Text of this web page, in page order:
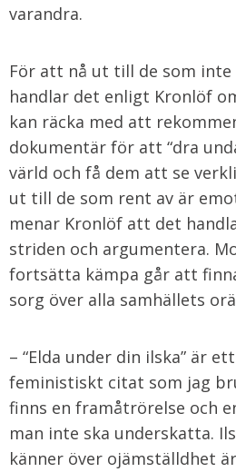
varandra.
För att nå ut till de som
handlar det enligt Kronlöf
kan räcka med att
dokumentär för att “dra
värld och få dem att se
ut till de som rent av är
menar Kronlöf att det
striden och argumentera.
fortsätta kämpa går att
sorg över alla samhällets
– “Elda under din ilska” är
feministiskt citat som jag
finns en framåtrörelse och
man inte ska underskatta.
känner över ojämställdhet